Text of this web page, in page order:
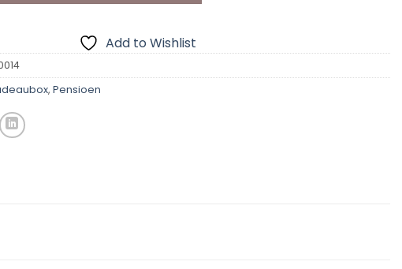
Add to Wishlist
, Pensioen